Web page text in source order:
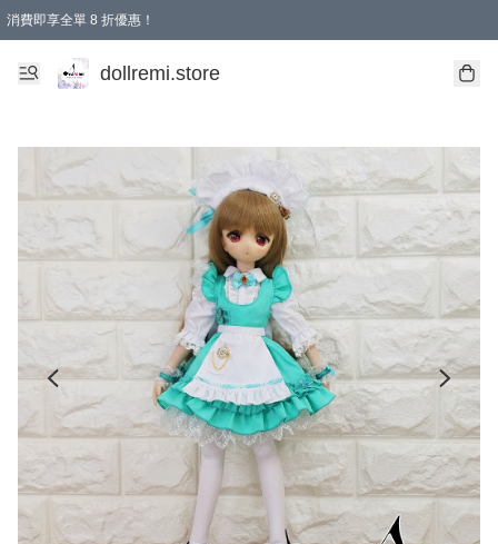
消費即享全單 8 折優惠！
購物滿 HKD 1500.00即享免運費優惠！（適用於 本地送貨、本地取貨、國際送貨 )
dollremi.store